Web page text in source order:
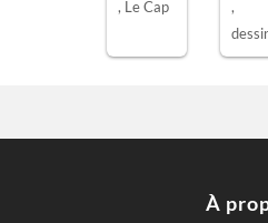
, Le Cap
,
eur
À